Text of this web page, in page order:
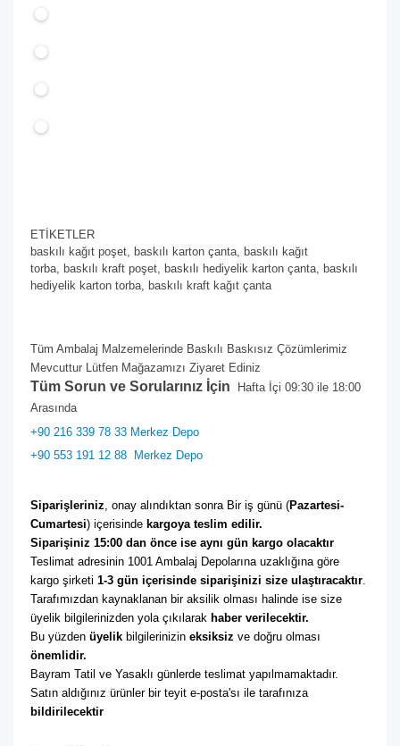
ETİKETLER
baskılı kağıt poşet, baskılı karton çanta, baskılı kağıt
torba, baskılı kraft poşet, baskılı hediyelik karton çanta, baskılı
hediyelik karton torba, baskılı kraft kağıt çanta
Tüm Ambalaj Malzemelerinde Baskılı Baskısız Çözümlerimiz
Mevcuttur Lütfen Mağazamızı Ziyaret Ediniz
Tüm Sorun ve Sorularınız İçin Hafta İçi 09:30 ile 18:00
Arasında
+90 216 339 78 33 Merkez Depo
+90 553 191 12 88 Merkez Depo
Siparişleriniz , onay alındıktan sonra Bir iş günü (Pazartesi-
Cumartesi) içerisinde kargoya teslim edilir.
Siparişiniz 15:00 dan önce ise aynı gün kargo olacaktır
Teslimat adresinin 1001 Ambalaj Depolarına uzaklığına göre
kargo şirketi 1-3 gün içerisinde siparişinizi size ulaştıracaktır
Tarafımızdan kaynaklanan bir aksilik olması halinde ise size
üyelik bilgilerinizden yola çıkılarak haber verilecektir.
Bu yüzden üyelik bilgilerinizin eksiksiz
önemlidir.
Bayram Tatil ve Yasaklı günlerde teslimat yapılmamaktadır.
bildirilecektir